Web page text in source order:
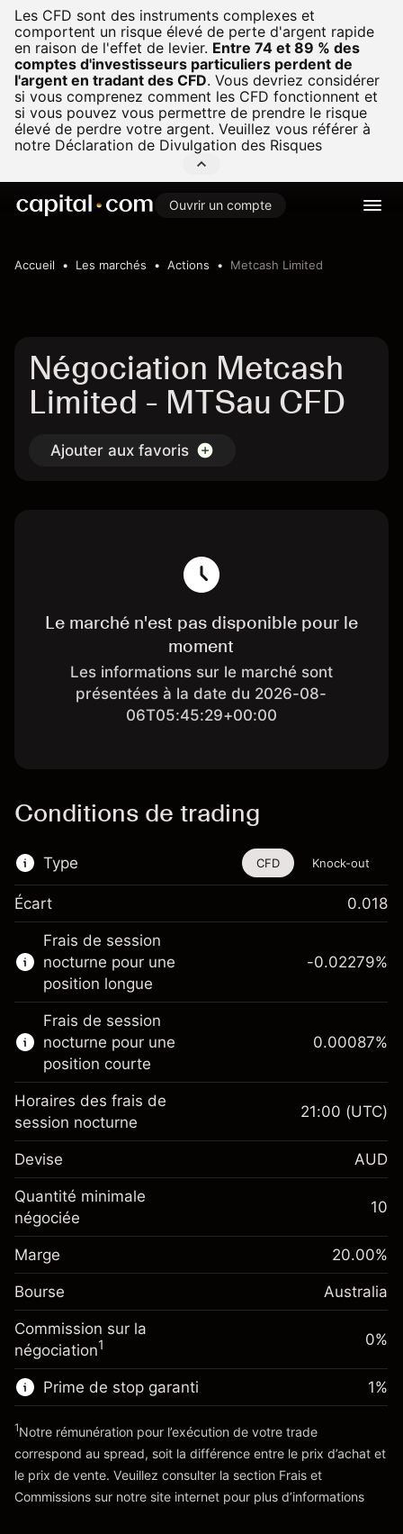
Les CFD sont des instruments complexes et
comportent un risque élevé de perte d'argent rapide
en raison de l'effet de levier. Entre 74 et 89 % des
comptes d'investisseurs particuliers perdent de
l'argent en tradant des CFD. Vous devriez considérer
si vous comprenez comment les CFD fonctionnent et
si vous pouvez vous permettre de prendre le risque
élevé de perdre votre argent. Veuillez vous référer à
notre Déclaration de Divulgation des Risques
Ouvrir un compte
Accueil Les marchés Actions Metcash Limited
Négociation Metcash
Limited - MTSau CFD
Ajouter aux favoris
Le marché n'est pas disponible pour le
moment
Les informations sur le marché sont
présentées à la date du 2026-08-
06T05:45:29+00:00
Conditions de trading
Type
Cet instrument financier est disponible pour
le trading via les CFD et les Knock-outs.
En savoir plus sur :
CFD
Knock-outs
CFD Knock-out
Écart 0.018
Frais de session
nocturne pour une
position longue
Marge. Votre
investissement
A$1,000.00
Ajustement des fonds
de overnight
(-A$1.14)
Taille de la position avec effet de levier
~ A$5,000.00
Valeur nominale avec effet de levier
A$4,000.00
Vers la plateforme
-0.02279%
Frais de session
nocturne pour une
position courte
Marge. Votre
investissement
Ajustement des fonds
de overnight
Frais sur la valeur totale de la
position
0.00087%
(A$0.04)
Taille de la position avec effet de levier
~A$5,000.00
Valeur nominale avec effet de levier
Vers la plateforme
0.00087%
Horaires des frais de
session nocturne
21:00 (UTC)
Devise AUD
Quantité minimale
négociée
10
Marge 20.00%
Bourse Australia
Commission sur la
négociation1 0%
Prime de stop garanti
'Tarifs et Frais
1%
1Notre rémunération pour l’exécution de votre trade
correspond au spread, soit la différence entre le prix d’achat et
le prix de vente. Veuillez consulter la section Frais et
Commissions sur notre site internet pour plus d’informations